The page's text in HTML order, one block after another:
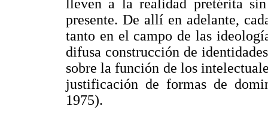
lleven a la realidad pretérita
presente. De allí en adelante,
tanto en el campo de las
difusa construcción de
sobre la función de los
justificación de formas de
1975).